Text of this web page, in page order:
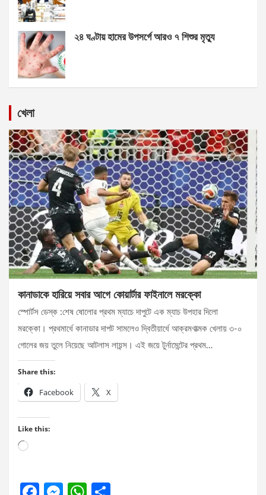
২৪ ঘণ্টায় হামের উপসর্গে আরও ৭ শিশুর মৃত্যু
খেলা
কানাডাকে হারিয়ে সবার আগে কোয়ার্টার ফাইনালে মরক্কো
স্পোর্টস ডেস্ক :শেষ ষোলোর প্রথম ম্যাচে দাপুটে এক ম্যাচ উপহার দিলো
মরক্কো। প্রথমার্ধে কানাডার দাপট সামলেও দ্বিতীয়ার্ধে আক্রমণাত্মক খেলায় ৩-০
গোলের জয় তুলে নিয়েছে আটলাস লায়ন্স। এই জয়ে টুর্নামেন্টের প্রথম…
Share this:
Facebook X
Like this:
Loading…